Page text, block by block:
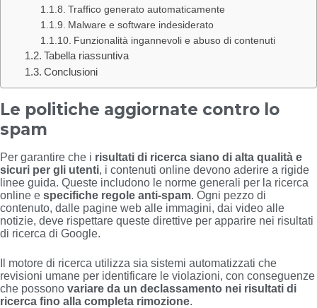
Traffico generato automaticamente
Malware e software indesiderato
Funzionalità ingannevoli e abuso di contenuti
Tabella riassuntiva
Conclusioni
Le politiche aggiornate contro lo
spam
Per garantire che i risultati di ricerca siano di alta qualità e
sicuri per gli utenti, i contenuti online devono aderire a rigide
linee guida. Queste includono le norme generali per la ricerca
online e specifiche regole anti-spam. Ogni pezzo di
contenuto, dalle pagine web alle immagini, dai video alle
notizie, deve rispettare queste direttive per apparire nei risultati
di ricerca di Google.
Il motore di ricerca utilizza sia sistemi automatizzati che
revisioni umane per identificare le violazioni, con conseguenze
che possono variare da un declassamento nei risultati di
ricerca fino alla completa rimozione.